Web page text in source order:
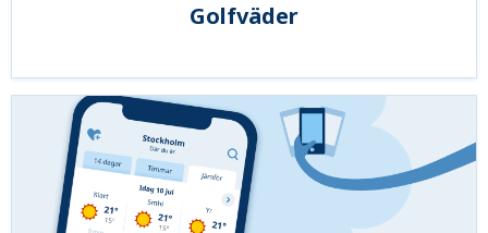
Golfväder